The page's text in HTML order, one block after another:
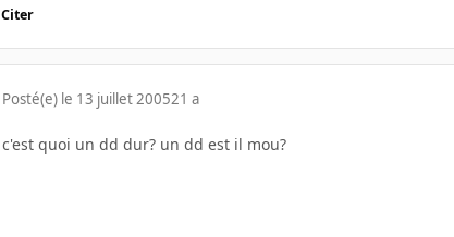
Citer
Posté(e) le 13 juillet 200521 a
c'est quoi un dd dur? un dd est il mou?